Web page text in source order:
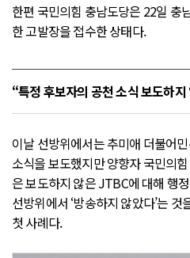
한편 국민의힘 충남도당은 22일 충
한 고발장을 접수한 상태다.
“특정 후보자의 공천 소식 보도하
이날 선방위에서는 추미애 더불어
소식을 보도했지만 양향자 국민의
은 보도하지 않은 JTBC에 대해 행
선방위에서 ‘방송하지 않았다’는
첫 사례다.